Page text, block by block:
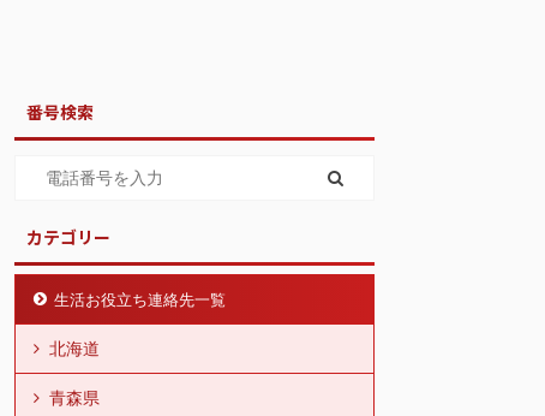
番号検索
カテゴリー
生活お役立ち連絡先一覧
北海道
青森県